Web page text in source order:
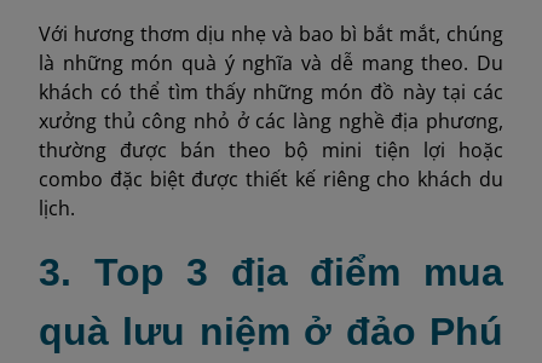
Với hương thơm dịu nhẹ và bao bì bắt mắt, chúng
là những món quà ý nghĩa và dễ mang theo. Du
khách có thể tìm thấy những món đồ này tại các
xưởng thủ công nhỏ ở các làng nghề địa phương,
thường được bán theo bộ mini tiện lợi hoặc
combo đặc biệt được thiết kế riêng cho khách du
lịch.
3. Top 3 địa điểm mua
quà lưu niệm ở đảo Phú